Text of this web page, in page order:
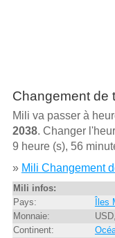
Changement de
Mili va passer à
2038. Changer
9 heure (s), 56
» Mili Changement
Mili infos:
Pays:
Îles
Monnaie:
Continent: